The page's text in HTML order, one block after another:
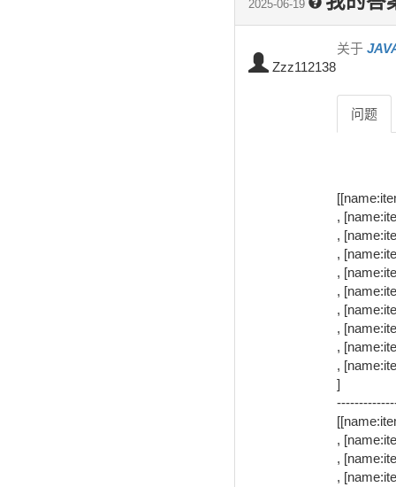
2025-06-19
Zzz112138
关于
问题
,
,
,
,
,
,
,
,
,
]
,
,
,